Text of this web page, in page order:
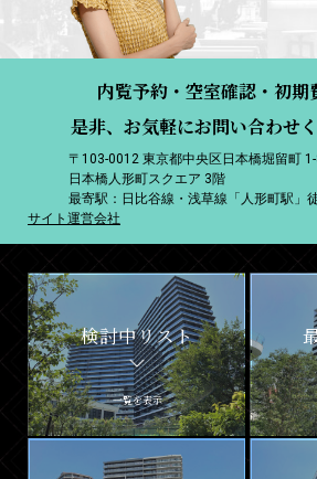
内覧予約・空室確認・初期
是非、お気軽にお問い合わせく
〒103-0012 東京都中央区日本橋堀留町 1-
日本橋人形町スクエア 3階
最寄駅：日比谷線・浅草線「人形町駅」
サイト運営会社
検討中リスト
一覧を表示